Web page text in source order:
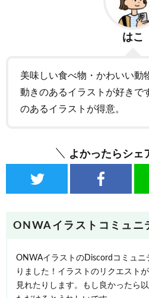
はこ
美味しい食べ物・かわいい動
動きのあるイラストが好きで
のあるイラストが得意。
よかったらシェ
ONWAイラストコミュニ
ONWAイラストのDiscordコミュニ
りました！イラストのリクエスト
見れたりします。もし良かったら